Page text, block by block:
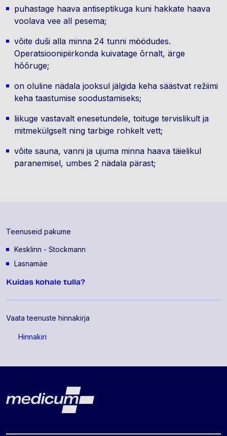
Teenuseid pakume
Kesklinn - Stockmann
Lasnamäe
Kuidas kohale tulla?
Vaata teenuste hinnakirja
Hinnakiri
puhastage haava antiseptikuga kuni hakkate haava
voolava vee all pesema;
võite duši alla minna 24 tunni möödudes.
Operatsioonipiirkonda kuivatage õrnalt, ärge
hõõruge;
on oluline nädala jooksul jälgida keha säästvat režiimi
keha taastumise soodustamiseks;
liikuge vastavalt enesetundele, toituge tervislikult ja
mitmekülgselt ning tarbige rohkelt vett;
võite sauna, vanni ja ujuma minna haava täielikul
paranemisel, umbes 2 nädala pärast;
Lehe jalus